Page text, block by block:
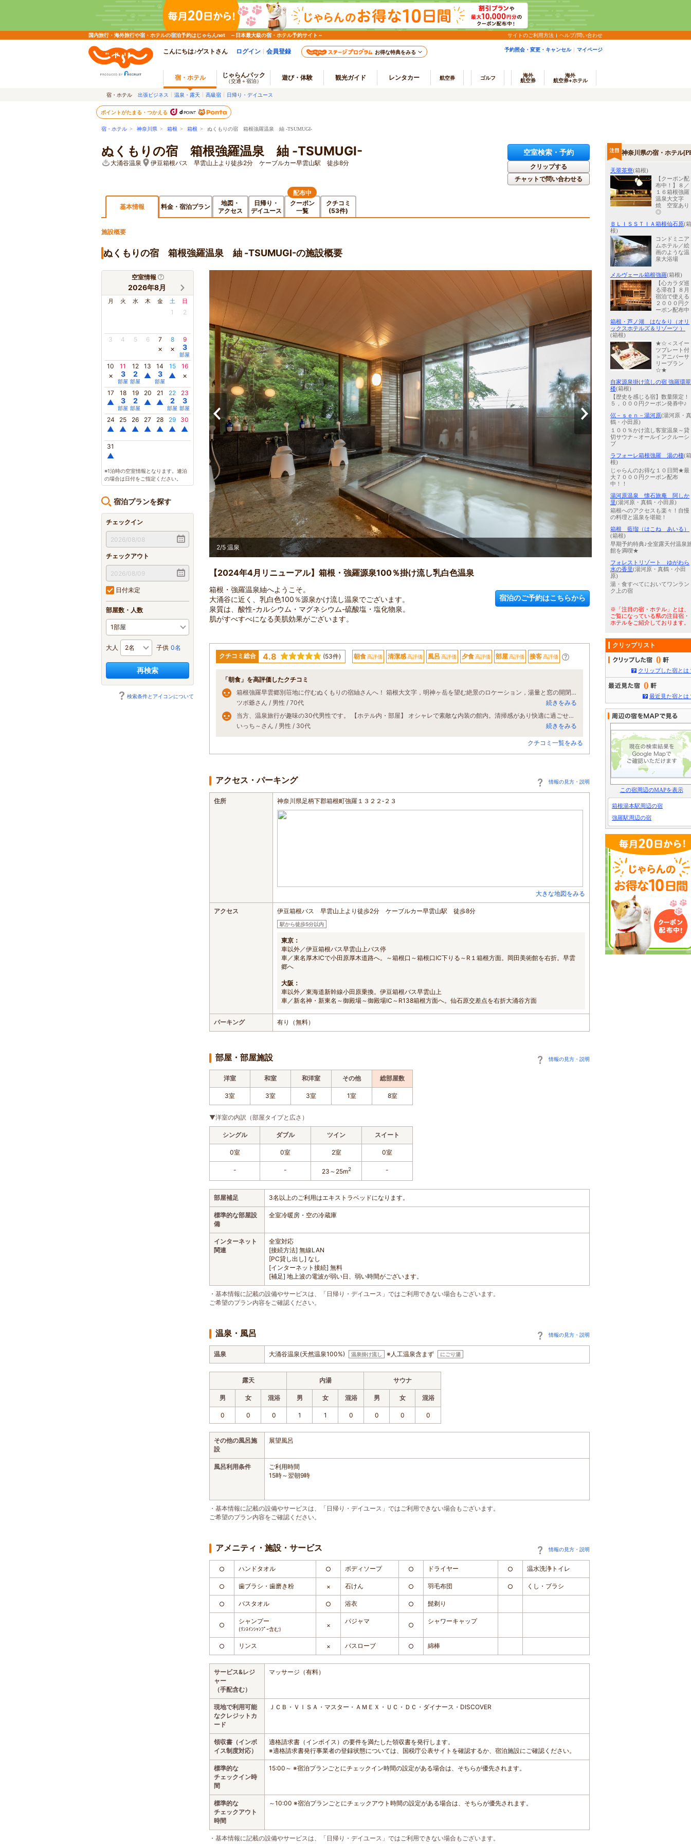
国内旅行・海外旅行や宿・ホテルの宿泊予約はじゃらんnet ～日本最大級の宿・ホテル予約サイト～ サイトのご利用方法 ヘルプ/問い合わせ
こんにちは♪ゲストさん ログイン 会員登録 お得な特典をみる 予約照会・変更・キャンセル マイページ
宿・ホテル じゃらんパック
（交通＋宿泊） 遊び・体験 観光ガイド レンタカー 航空券 ゴルフ
海外
航空券
海外
航空券+ホテル
宿・ホテル 出張ビジネス 温泉・露天 高級宿 日帰り・デイユース
ポイントがたまる・つかえる
宿・ホテル > 神奈川県 > 箱根 > 箱根 > ぬくもりの宿 箱根強羅温泉 紬 -TSUMUGI-
ぬくもりの宿 箱根強羅温泉 紬 -TSUMUGI-
大涌谷温泉 伊豆箱根バス 早雲山上より徒歩2分 ケーブルカー早雲山駅 徒歩8分
空室検索・予約
クリップする
チャットで問い合わせる
基本情報 料金・宿泊プラン
地図・
アクセス
日帰り・
デイユース
クーポン
一覧
配布中
クチコミ
(53件)
施設概要
ぬくもりの宿 箱根強羅温泉 紬 -TSUMUGI-の施設概要
空室情報
2026年8月
月 火 水 木 金 土 日
1 2
3 4 5 6 7
×
8
×
9
3
部屋
10
×
11
3
部屋
12
2
部屋
13
▲
14
3
部屋
15
▲
16
×
17
▲
18
3
部屋
19
2
部屋
20
▲
21
▲
22
2
部屋
23
3
部屋
24
▲
25
▲
26
▲
27
▲
28
▲
29
▲
30
▲
31
▲
※1泊時の空室情報となります。連泊
の場合は日付をご指定ください。
宿泊プランを探す
チェックイン
チェックアウト
日付未定
部屋数・人数
大人 子供 0名
再検索
検索条件とアイコンについて
2/5 温泉 大涌谷から引き湯した白濁
【2024年4月リニューアル】箱根・強羅源泉100％掛け流し乳白色温泉
箱根・強羅温泉紬へようこそ。
大涌谷に近く、乳白色100％源泉かけ流し温泉でございます。
泉質は、酸性-カルシウム・マグネシウム-硫酸塩・塩化物泉。
肌がすべすべになる美肌効果がございます。
宿泊のご予約はこちらから
クチコミ総合 4.8 (53件) 朝食高評価 清潔感高評価 風呂 高評価 夕食高評価 部屋高評価 接客高評価
「朝食」を高評価したクチコミ
箱根強羅早雲郷別荘地に佇むぬくもりの宿紬さんへ！ 箱根大文字，明神ヶ岳を望む絶景のロケーション，湯量と窓の開閉のみで調整している大涌谷の源泉掛け流し温泉にほっこりするお籠りの湯宿です！ 夕食は手の込んだ前菜と出汁の効いた葱たっぷり豚しゃぶを黒胡椒で頂き，朝食はおばんざいと湯葉鍋と身体に優しい料理の品々に大満足！
ツボ爺さん / 男性 / 70代
続きをみる
当方、温泉旅行が趣味の30代男性です。 【ホテル内・部屋】 オシャレで素敵な内装の館内。清掃感があり快適に過ごせました。 【夕食・朝食】 ・夕食メインのしゃぶしゃぶは豚肉とネギのみとシンプルですが、出汁がとても美味しく、多彩な薬味で大満足でした。シメのそばも美味しかったのですが、出汁が本当に美味しかったので雑炊も選べれば良かったなと思いました。強羅のクラフトビールも値段が手頃で美味しかったです。 ・朝食も多彩なおかずでお腹いっぱい食べさせていただきました。 【風呂】 ・100％源泉かけ流しで、浴場の窓の開け閉めのみで温度を調整しているというお風呂は、濃厚な白濁湯でとても気持ち良かったです。 【接客・サービス】 ご主人、スタッフの皆さんに丁寧な接客をしていただき、気持ちよく過ごすことがきました。 【総合評価】 初めて早雲山駅周辺の宿を利用させていただきましたが、紬さんを選び大正解でした。ありがとうございました。
いっち～さん / 男性 / 30代
続きをみる
クチコミ一覧をみる
アクセス・パーキング 情報の見方・説明
住所 神奈川県足柄下郡箱根町強羅１３２２‐２３
大きな地図をみる
アクセス 伊豆箱根バス 早雲山上より徒歩2分 ケーブルカー早雲山駅 徒歩8分
駅から徒歩5分以内
東京：
車以外／伊豆箱根バス早雲山上バス停
車／東名厚木ICで小田原厚木道路へ。～箱根口～箱根口IC下りる～R１箱根方面。岡田美術館を右折。早雲
郷へ
大阪：
車以外／東海道新幹線小田原乗換。伊豆箱根バス早雲山上
車／新名神・新東名～御殿場～御殿場IC～R138箱根方面へ。仙石原交差点を右折大涌谷方面
パーキング 有り（無料）
部屋・部屋施設 情報の見方・説明
洋室 和室 和洋室 その他 総部屋数
3室 3室 3室 1室 8室
▼洋室の内訳（部屋タイプと広さ）
シングル ダブル ツイン スイート
0室 0室 2室 0室
- - 23～25m2 -
部屋補足 3名以上のご利用はエキストラベッドになります。
標準的な部屋設
備
全室冷暖房・空の冷蔵庫
インターネット
関連
全室対応
[接続方法] 無線LAN
[PC貸し出し] なし
[インターネット接続] 無料
[補足] 地上波の電波が弱い日、弱い時間がございます。
・基本情報に記載の設備やサービスは、「日帰り・デイユース」ではご利用できない場合もございます。
ご希望のプラン内容をご確認ください。
温泉・風呂 情報の見方・説明
温泉 大涌谷温泉(天然温泉100%) 温泉掛け流し ※人工温泉含まず にごり湯
露天 内湯 サウナ
男 女 混浴 男 女 混浴 男 女 混浴
0 0 0 1 1 0 0 0 0
その他の風呂施
設
展望風呂
風呂利用条件
ご利用時間
15時～翌朝9時
・基本情報に記載の設備やサービスは、「日帰り・デイユース」ではご利用できない場合もございます。
ご希望のプラン内容をご確認ください。
アメニティ・施設・サービス 情報の見方・説明
○ ハンドタオル ○ ボディソープ ○ ドライヤー ○ 温水洗浄トイレ
○ 歯ブラシ・歯磨き粉 × 石けん ○ 羽毛布団 ○ くし・ブラシ
○ バスタオル ○ 浴衣 ○ 髭剃り
○
シャンプー
(ﾘﾝｽｲﾝｼｬﾝﾌﾟｰ含む) ×
パジャマ
○
シャワーキャップ
○ リンス × バスローブ ○ 綿棒
サービス&レジ
ャー
（手配含む）
マッサージ（有料）
現地で利用可能
なクレジットカ
ード
ＪＣＢ・ＶＩＳＡ・マスター・ＡＭＥＸ・ＵＣ・ＤＣ・ダイナース・DISCOVER
領収書（インボ
イス制度対応）
適格請求書（インボイス）の要件を満たした領収書を発行します。
※適格請求書発行事業者の登録状態については、国税庁公表サイトを確認するか、宿泊施設にご確認ください。
標準的な
チェックイン時
間
15:00～ ※宿泊プランごとにチェックイン時間の設定がある場合は、そちらが優先されます。
標準的な
チェックアウト
時間
～10:00 ※宿泊プランごとにチェックアウト時間の設定がある場合は、そちらが優先されます。
・基本情報に記載の設備やサービスは、「日帰り・デイユース」ではご利用できない場合もございます。
神奈川県の宿・ホテル
天翠茶寮(箱根)
【クーポン配
布中！】８／
１６箱根強羅
温泉大文字
焼 空室あり
◎
ＢＬＩＳＳＴＩＡ箱根仙石原(箱
根)
コンドミニア
ムホテル／絵
画のような温
泉大浴場
メルヴェール箱根強羅(箱根)
【心カラダ巡
る滞在】８月
宿泊で使える
２０００円ク
ーポン配布中
箱根・芦ノ湖 はなをり（オリ
ックスホテルズ＆リゾーツ ）
(箱根)
★☆＜スイー
ツプレート付
＞アニバーサ
リープラン
☆★
自家源泉掛け流しの宿 強羅環翠
楼(箱根)
【歴史を感じる宿】数量限定！
５，０００円クーポン発券中♪
巛－ｓｅｎ－湯河原(湯河原・真
鶴・小田原)
１００％かけ流し客室温泉～貸
切サウナ～オールインクルーシ
ブ
ラフォーレ箱根強羅 湯の棲(箱
根)
じゃらんのお得な１０日間★最
大７０００円クーポン配布
中！！
湯河原温泉 懐石旅庵 阿しか
里(湯河原・真鶴・小田原)
箱根へのアクセスも楽々！自慢
の料理と温泉を堪能！
箱根 藍瑠（はこね あいる）
(箱根)
早期予約特典♪全室露天付温泉
館を満喫★
フォレストリゾート ゆがわら
水の香里(湯河原・真鶴・小田
原)
湯・食すべてにおいてワンラン
ク上の宿
※「注目の宿・ホテル」とは、
ご覧になっている県の注目宿・
ホテルをご紹介しております。
クリップリスト
0
クリップした宿とは
0
最近見た宿とは
この宿周辺のMAPを表示
箱根湯本駅周辺の宿
強羅駅周辺の宿